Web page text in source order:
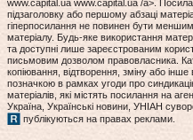
www.capital.ua www.capital.ua /a>.
підзаголовку або першому абзаці
гіперпосилання не повинен бути
матеріалу. Будь-яке використання
та доступні лише зареєстрованим
письмовим дозволом правовласника.
копіювання, відтворення, зміну або
позначкою в рамках угоди про
матеріалів, які містять посилання на
Україна, Українські новини, УНІАН
публікуються на правах реклами.